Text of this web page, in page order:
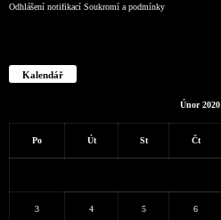
Odhlášení notifikací Soukromí a podmínky
Kalendář
Únor 2020
Po Út St Čt
3 4 5 6